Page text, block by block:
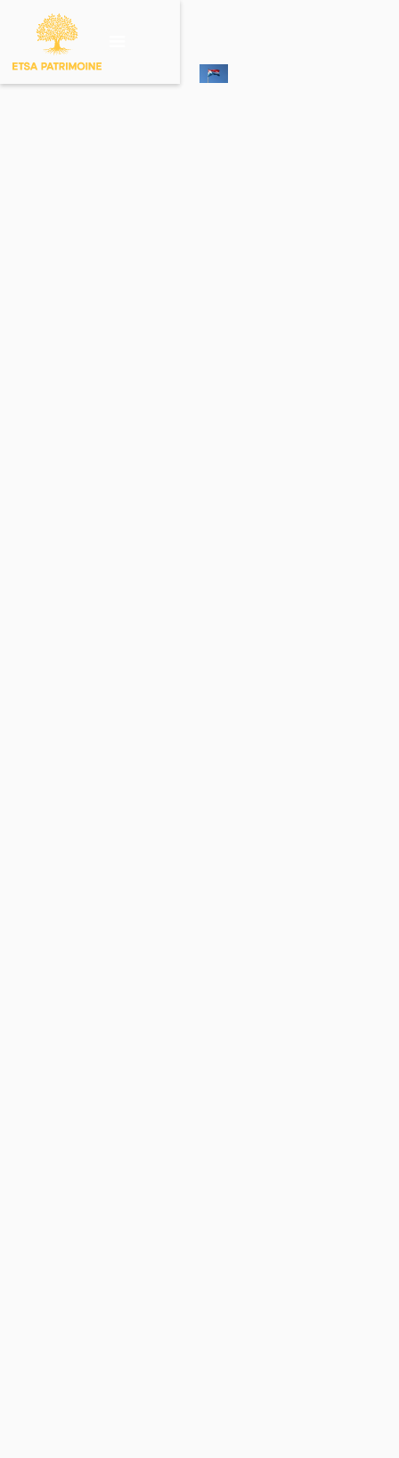
Investir sur un
produit